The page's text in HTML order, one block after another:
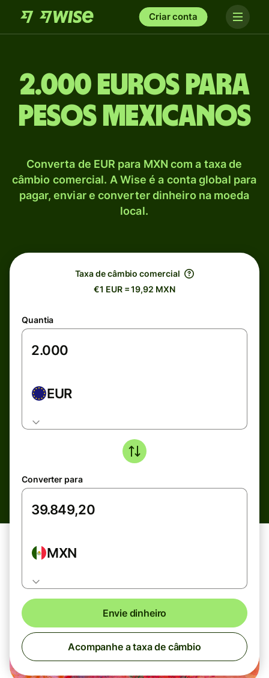
Criar conta
2.000 Euros para
Pesos mexicanos
Converta de EUR para MXN com a taxa de
câmbio comercial. A Wise é a conta global para
pagar, enviar e converter dinheiro na moeda
local.
Taxa de câmbio comercial
€1 EUR = 19,92 MXN
Quantia
EUR
Converter para
MXN
Envie dinheiro
Acompanhe a taxa de câmbio